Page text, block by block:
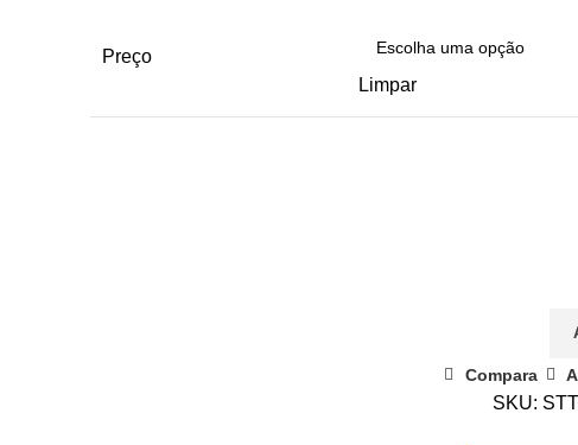
Preço
Limpar
Compara
SKU: STT